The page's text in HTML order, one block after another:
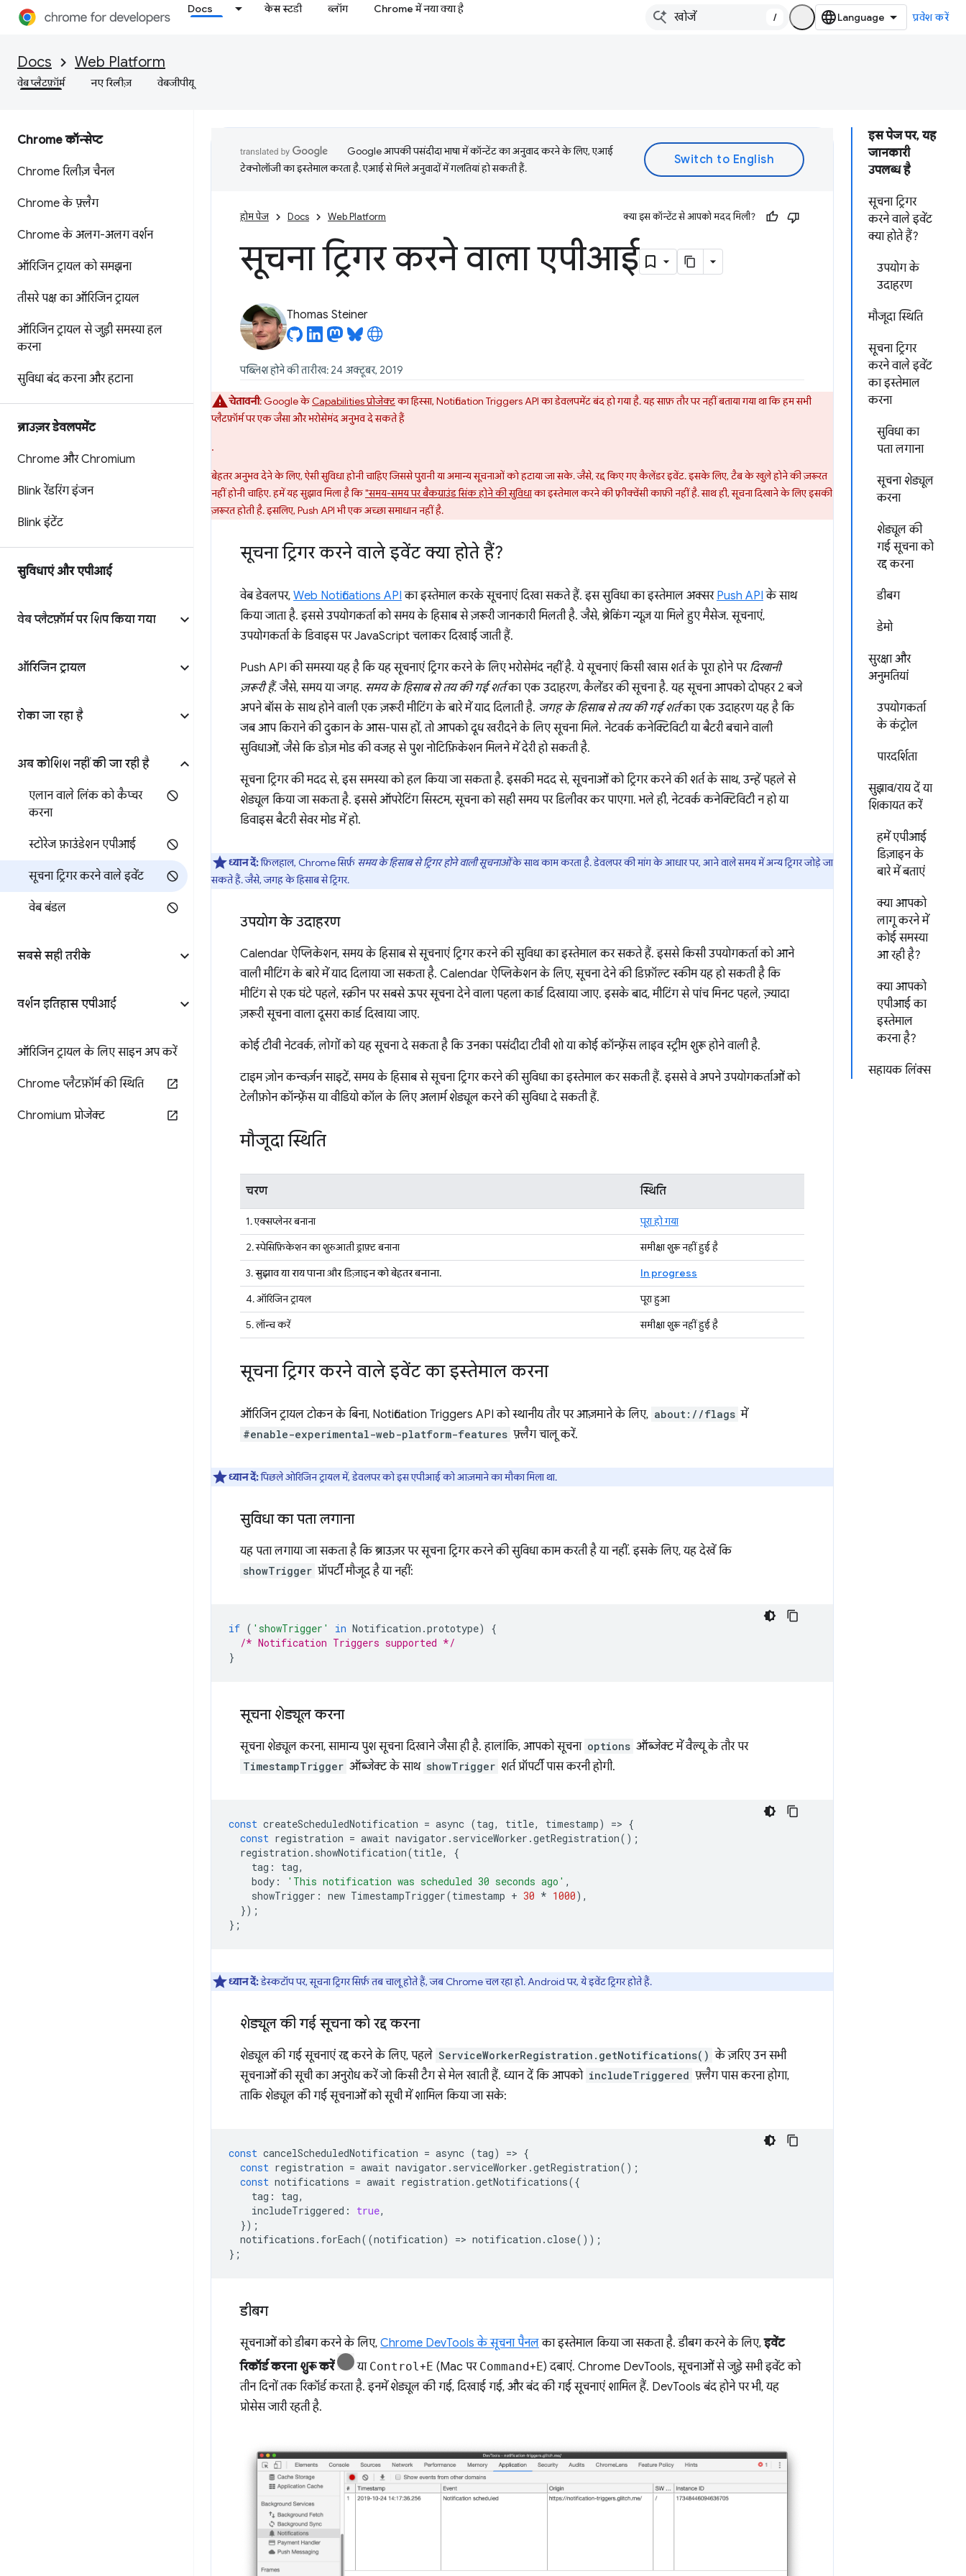
Docs केस स्टडी ब्लॉग Chrome में नया क्या है
/ प्रवेश करें
Docs Web Platform
वेब प्लैटफ़ॉर्म नए रिलीज़ वेबजीपीयू
Chrome कॉन्सेप्ट
Chrome रिलीज़ चैनल
Chrome के फ़्लैग
Chrome के अलग-अलग वर्शन
ऑरिजिन ट्रायल को समझना
तीसरे पक्ष का ऑरिजिन ट्रायल
ऑरिजिन ट्रायल से जुड़ी समस्या हल
करना
सुविधा बंद करना और हटाना
ब्राउज़र डेवलपमेंट
Chrome और Chromium
Blink रेंडरिंग इंजन
Blink इंटेंट
सुविधाएं और एपीआई
वेब प्लैटफ़ॉर्म पर शिप किया गया
ऑरिजिन ट्रायल
रोका जा रहा है
अब कोशिश नहीं की जा रही है
एलान वाले लिंक को कैप्चर
करना
स्टोरेज फ़ाउंडेशन एपीआई
सूचना ट्रिगर करने वाले इवेंट
वेब बंडल
सबसे सही तरीके
वर्शन इतिहास एपीआई
ऑरिजिन ट्रायल के लिए साइन अप करें
Chrome प्लैटफ़ॉर्म की स्थिति
Chromium प्रोजेक्ट
इस पेज पर, यह
जानकारी
उपलब्ध है
सूचना ट्रिगर
करने वाले इवेंट
क्या होते हैं?
उपयोग के
उदाहरण
मौजूदा स्थिति
सूचना ट्रिगर
करने वाले इवेंट
का इस्तेमाल
करना
सुविधा का
पता लगाना
सूचना शेड्यूल
करना
शेड्यूल की
गई सूचना को
रद्द करना
डीबग
डेमो
सुरक्षा और
अनुमतियां
उपयोगकर्ता
के कंट्रोल
पारदर्शिता
सुझाव/राय दें या
शिकायत करें
हमें एपीआई
डिज़ाइन के
बारे में बताएं
क्या आपको
लागू करने में
कोई समस्या
आ रही है?
क्या आपको
एपीआई का
इस्तेमाल
करना है?
सहायक लिंक्स
Google आपकी पसंदीदा भाषा में कॉन्टेंट का अनुवाद करने के लिए, एआई
टेक्नोलॉजी का इस्तेमाल करता है. एआई से मिले अनुवादों में गलतियां हो सकती हैं.
होम पेज Docs Web Platform क्या इस कॉन्टेंट से आपको मदद मिली?
सूचना ट्रिगर करने वाला एपीआई
Thomas Steiner
पब्लिश होने की तारीख: 24 अक्टूबर, 2019
चेतावनी: Google केCapabilities प्रोजेक्टका हिस्सा, Notification Triggers API का डेवलपमेंट बंद हो गया है. यह साफ़ तौर पर नहीं बताया गया था कि हम सभी
प्लैटफ़ॉर्म पर एक जैसा और भरोसेमंद अनुभव दे सकते हैं
.
बेहतर अनुभव देने के लिए, ऐसी सुविधा होनी चाहिए जिससे पुरानी या अमान्य सूचनाओं को हटाया जा सके. जैसे, रद्द किए गए कैलेंडर इवेंट. इसके लिए, टैब के खुले होने की ज़रूरत
नहीं होनी चाहिए. हमें यह सुझाव मिला है कि"समय-समय पर बैकग्राउंड सिंक होने की सुविधाका इस्तेमाल करने की फ़्रीक्वेंसी काफ़ी नहीं है. साथ ही, सूचना दिखाने के लिए इसकी
ज़रूरत होती है. इसलिए, Push API भी एक अच्छा समाधान नहीं है.
सूचना ट्रिगर करने वाले इवेंट क्या होते हैं?
वेब डेवलपर, Web Notifications API का इस्तेमाल करके सूचनाएं दिखा सकते हैं. इस सुविधा का इस्तेमाल अक्सर Push API के साथ
किया जाता है. इससे उपयोगकर्ता को समय के हिसाब से ज़रूरी जानकारी मिलती है. जैसे, ब्रेकिंग न्यूज़ या मिले हुए मैसेज. सूचनाएं,
उपयोगकर्ता के डिवाइस पर JavaScript चलाकर दिखाई जाती हैं.
Push API की समस्या यह है कि यह सूचनाएं ट्रिगर करने के लिए भरोसेमंद नहीं है. ये सूचनाएं किसी खास शर्त के पूरा होने पर दिखानी
ज़रूरी हैं. जैसे, समय या जगह. समय के हिसाब से तय की गई शर्तका एक उदाहरण, कैलेंडर की सूचना है. यह सूचना आपको दोपहर 2 बजे
अपने बॉस के साथ होने वाली एक ज़रूरी मीटिंग के बारे में याद दिलाती है. जगह के हिसाब से तय की गई शर्तका एक उदाहरण यह है कि
जब आप किराने की दुकान के आस-पास हों, तो आपको दूध खरीदने के लिए सूचना मिले. नेटवर्क कनेक्टिविटी या बैटरी बचाने वाली
सुविधाओं, जैसे कि डोज़ मोड की वजह से पुश नोटिफ़िकेशन मिलने में देरी हो सकती है.
सूचना ट्रिगर की मदद से, इस समस्या को हल किया जा सकता है. इसकी मदद से, सूचनाओं को ट्रिगर करने की शर्त के साथ, उन्हें पहले से
शेड्यूल किया जा सकता है. इससे ऑपरेटिंग सिस्टम, सूचना को सही समय पर डिलीवर कर पाएगा. भले ही, नेटवर्क कनेक्टिविटी न हो या
डिवाइस बैटरी सेवर मोड में हो.
ध्यान दें:फ़िलहाल, Chrome सिर्फ़ समय के हिसाब से ट्रिगर होने वाली सूचनाओंके साथ काम करता है. डेवलपर की मांग के आधार पर, आने वाले समय में अन्य ट्रिगर जोड़े जा
सकते हैं. जैसे, जगह के हिसाब से ट्रिगर.
उपयोग के उदाहरण
Calendar ऐप्लिकेशन, समय के हिसाब से सूचनाएं ट्रिगर करने की सुविधा का इस्तेमाल कर सकते हैं. इससे किसी उपयोगकर्ता को आने
वाली मीटिंग के बारे में याद दिलाया जा सकता है. Calendar ऐप्लिकेशन के लिए, सूचना देने की डिफ़ॉल्ट स्कीम यह हो सकती है कि
मीटिंग से एक घंटे पहले, स्क्रीन पर सबसे ऊपर सूचना देने वाला पहला कार्ड दिखाया जाए. इसके बाद, मीटिंग से पांच मिनट पहले, ज़्यादा
ज़रूरी सूचना वाला दूसरा कार्ड दिखाया जाए.
कोई टीवी नेटवर्क, लोगों को यह सूचना दे सकता है कि उनका पसंदीदा टीवी शो या कोई कॉन्फ़्रेंस लाइव स्ट्रीम शुरू होने वाली है.
टाइम ज़ोन कन्वर्ज़न साइटें, समय के हिसाब से सूचना ट्रिगर करने की सुविधा का इस्तेमाल कर सकती हैं. इससे वे अपने उपयोगकर्ताओं को
टेलीफ़ोन कॉन्फ़्रेंस या वीडियो कॉल के लिए अलार्म शेड्यूल करने की सुविधा दे सकती हैं.
मौजूदा स्थिति
चरण स्थिति
1. एक्सप्लेनर बनाना
पूरा हो गया
2. स्पेसिफ़िकेशन का शुरुआती ड्राफ़्ट बनाना
समीक्षा शुरू नहीं हुई है
3.सुझाव या राय पाना और डिज़ाइन को बेहतर बनाना.
In progress
4. ऑरिजिन ट्रायल
पूरा हुआ
5. लॉन्च करें
समीक्षा शुरू नहीं हुई है
सूचना ट्रिगर करने वाले इवेंट का इस्तेमाल करना
ऑरिजिन ट्रायल टोकन के बिना, Notification Triggers API को स्थानीय तौर पर आज़माने के लिए, about://flags में
#enable-experimental-web-platform-features फ़्लैग चालू करें.
ध्यान दें:पिछले ओरिजिन ट्रायल में, डेवलपर को इस एपीआई को आज़माने का मौका मिला था.
सुविधा का पता लगाना
यह पता लगाया जा सकता है कि ब्राउज़र पर सूचना ट्रिगर करने की सुविधा काम करती है या नहीं. इसके लिए, यह देखें कि
showTrigger प्रॉपर्टी मौजूद है या नहीं:
if ( 'showTrigger' in Notification .prototype)
{
/* Notification Triggers supported */
}
सूचना शेड्यूल करना
सूचना शेड्यूल करना, सामान्य पुश सूचना दिखाने जैसा ही है. हालांकि, आपको सूचना options ऑब्जेक्ट में वैल्यू के तौर पर
TimestampTrigger ऑब्जेक्ट के साथ showTrigger शर्त प्रॉपर्टी पास करनी होगी.
const createScheduledNotification = async (tag, title, timestamp) => {
const registration = await navigator . serviceWorker .getRegistration();
registration . showNotification(title,
{
tag : tag,
body : 'This notification was scheduled 30 seconds ago' ,
showTrigger : new TimestampTrigger(timestamp + 30 * 1000),
});
};
ध्यान दें:डेस्कटॉप पर, सूचना ट्रिगर सिर्फ़ तब चालू होते हैं, जब Chrome चल रहा हो. Android पर, ये इवेंट ट्रिगर होते हैं.
शेड्यूल की गई सूचना को रद्द करना
शेड्यूल की गई सूचनाएं रद्द करने के लिए, पहले ServiceWorkerRegistration.getNotifications() के ज़रिए उन सभी
सूचनाओं की सूची का अनुरोध करें जो किसी टैग से मेल खाती हैं. ध्यान दें कि आपको includeTriggered फ़्लैग पास करना होगा,
ताकि शेड्यूल की गई सूचनाओं को सूची में शामिल किया जा सके:
const cancelScheduledNotification = async (tag) => {
const registration = await navigator . serviceWorker .getRegistration();
const notifications = await registration .getNotifications({
tag : tag,
includeTriggered : true,
});
notifications . forEach((notification) => notification .close());
};
डीबग
सूचनाओं को डीबग करने के लिए, Chrome DevTools के सूचना पैनलका इस्तेमाल किया जा सकता है. डीबग करने के लिए,इवेंट
रिकॉर्ड करना शुरू करें
या Control+E (Mac पर Command+E) दबाएं. Chrome DevTools, सूचनाओं से जुड़े सभी इवेंट को
तीन दिनों तक रिकॉर्ड करता है. इनमें शेड्यूल की गई, दिखाई गई, और बंद की गई सूचनाएं शामिल हैं. DevTools बंद होने पर भी, यह
प्रोसेस जारी रहती है.